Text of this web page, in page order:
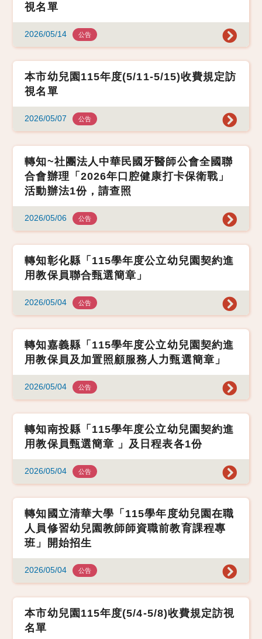
視名單
2026/05/14 公告
本市幼兒園115年度(5/11-5/15)收費規定訪
視名單
2026/05/07 公告
轉知~社團法人中華民國牙醫師公會全國聯
合會辦理「2026年口腔健康打卡保衛戰」
活動辦法1份，請查照
2026/05/06 公告
轉知彰化縣「115學年度公立幼兒園契約進
用教保員聯合甄選簡章」
2026/05/04 公告
轉知嘉義縣「115學年度公立幼兒園契約進
用教保員及加置照顧服務人力甄選簡章」
2026/05/04 公告
轉知南投縣「115學年度公立幼兒園契約進
用教保員甄選簡章 」及日程表各1份
2026/05/04 公告
轉知國立清華大學「115學年度幼兒園在職
人員修習幼兒園教師師資職前教育課程專
班」開始招生
2026/05/04 公告
本市幼兒園115年度(5/4-5/8)收費規定訪視
名單